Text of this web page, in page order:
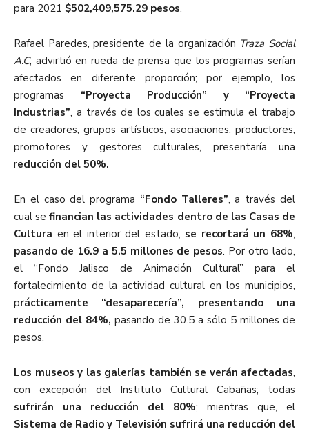
para 2021 $502,409,575.29 pesos.
Rafael Paredes, presidente de la organización Traza Social
A.C, advirtió en rueda de prensa que los programas serían
afectados en diferente proporción; por ejemplo, los
programas “Proyecta Producción” y “Proyecta
Industrias”, a través de los cuales se estimula el trabajo
de creadores, grupos artísticos, asociaciones, productores,
promotores y gestores culturales, presentaría una
reducción del 50%.
En el caso del programa “Fondo Talleres”, a través del
cual sefinancian las actividades dentro de las Casas de
Cultura en el interior del estado, se recortará un 68%,
pasando de 16.9 a 5.5 millones de pesos. Por otro lado,
el “Fondo Jalisco de Animación Cultural” para el
fortalecimiento de la actividad cultural en los municipios,
prácticamente “desaparecería”, presentando una
reducción del 84%, pasando de 30.5 a sólo 5 millones de
pesos.
Los museos y las galerías también se verán afectadas,
con excepción del Instituto Cultural Cabañas; todas
sufrirán una reducción del 80%; mientras que, el
Sistema de Radio y Televisión sufrirá una reducción del